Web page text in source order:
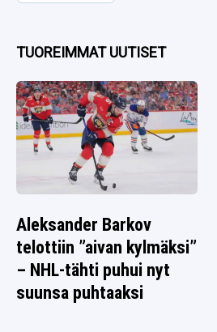
TUOREIMMAT UUTISET
Aleksander Barkov
telottiin ”aivan kylmäksi”
– NHL-tähti puhui nyt
suunsa puhtaaksi